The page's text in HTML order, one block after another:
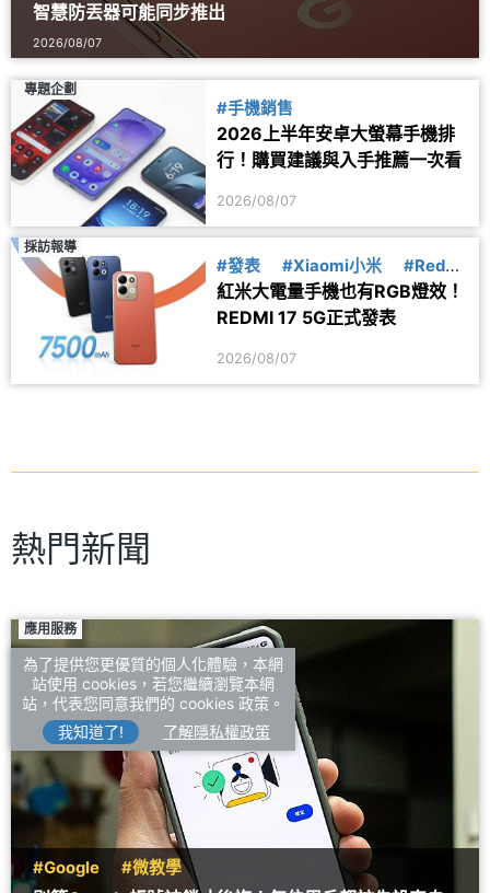
智慧防丟器可能同步推出
2026/08/07
專題企劃
#手機銷售
2026上半年安卓大螢幕手機排
行！購買建議與入手推薦一次看
2026/08/07
採訪報導
#發表 #Xiaomi小米
#Redmi
紅米
紅米大電量手機也有RGB燈效！
REDMI 17 5G正式發表
2026/08/07
熱門新聞
應用服務
#Google #微教學
為了提供您更優質的個人化體驗，本網
站使用 cookies，若您繼續瀏覽本網
站，代表您同意我們的 cookies 政策。
我知道了!
了解隱私權政策